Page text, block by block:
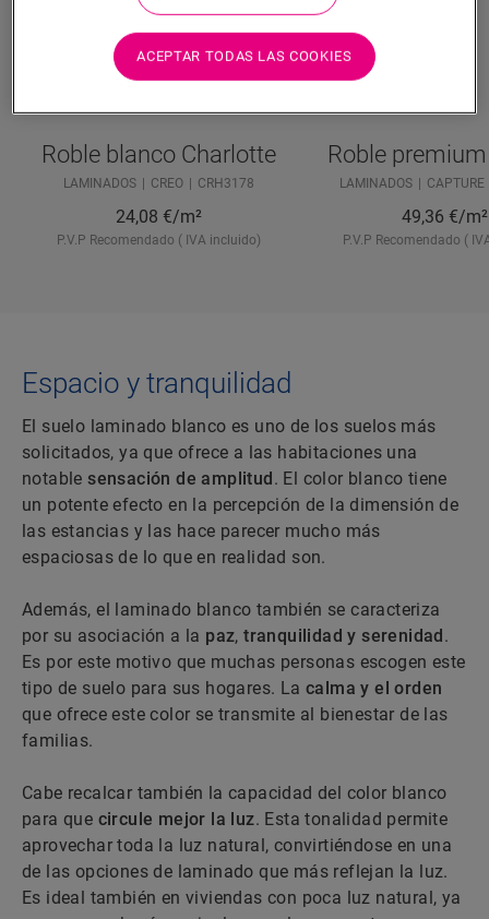
Roble blanco Charlotte
LAMINADOS CREO CRH3178
24,08 €/m²
P.V.P Recomendado ( IVA incluido)
Roble
LAMINADOS CAPTURE
49,36 €/m²
P.V.P Recomendado (
Espacio y tranquilidad
El suelo laminado blanco es uno de los suelos más
solicitados, ya que ofrece a las habitaciones una
notablesensación de amplitud . El color blanco tiene
un potente efecto en la percepción de la dimensión de
las estancias y las hace parecer mucho más
espaciosas de lo que en realidad son.
Además, el laminado blanco también se caracteriza
por su asociación a la paz,tranquilidad y serenidad .
Es por este motivo que muchas personas escogen este
tipo de suelo para sus hogares. La calma y el orden
que ofrece este color se transmite al bienestar de las
familias.
Cabe recalcar también la capacidad del color blanco
para que circule mejor la luz. Esta tonalidad permite
aprovechar toda la luz natural, convirtiéndose en una
de las opciones de laminado que más reflejan la luz.
Es ideal también en viviendas con poca luz natural, ya
ACEPTAR TODAS LAS COOKIES